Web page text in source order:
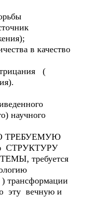
в качество
(
научного
ТРЕБУЕМУЮ
СТРУКТУРУ
требуется
трансформации
эту вечную и